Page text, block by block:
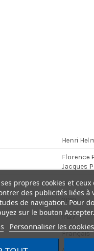
Henri
Florence
Jacques
Drame
2010
1h27
Français
propres cookies et
des publicités liées à
de navigation. Pour
sur le bouton Accepter.
Personnaliser les cookies